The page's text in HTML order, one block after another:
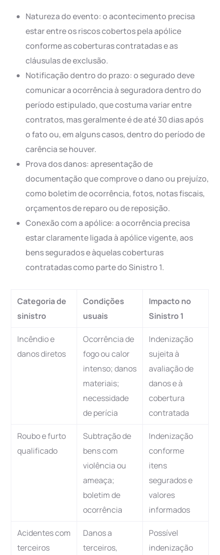
Natureza do evento: o acontecimento precisa
estar entre os riscos cobertos pela apólice
conforme as coberturas contratadas e as
cláusulas de exclusão.
Notificação dentro do prazo: o segurado deve
comunicar a ocorrência à seguradora dentro do
período estipulado, que costuma variar entre
contratos, mas geralmente é de até 30 dias após
o fato ou, em alguns casos, dentro do período de
carência se houver.
Prova dos danos: apresentação de
documentação que comprove o dano ou prejuízo,
como boletim de ocorrência, fotos, notas fiscais,
orçamentos de reparo ou de reposição.
Conexão com a apólice: a ocorrência precisa
estar claramente ligada à apólice vigente, aos
bens segurados e àquelas coberturas
contratadas como parte do Sinistro 1.
Categoria de
sinistro
Condições
usuais
Impacto no
Sinistro 1
Incêndio e
danos diretos
Ocorrência de
fogo ou calor
intenso; danos
materiais;
necessidade
de perícia
Indenização
sujeita à
avaliação de
danos e à
cobertura
contratada
Roubo e furto
qualificado
Subtração de
bens com
violência ou
ameaça;
boletim de
ocorrência
Indenização
conforme
itens
segurados e
valores
informados
Acidentes com
terceiros
Danos a
terceiros,
Possível
indenização